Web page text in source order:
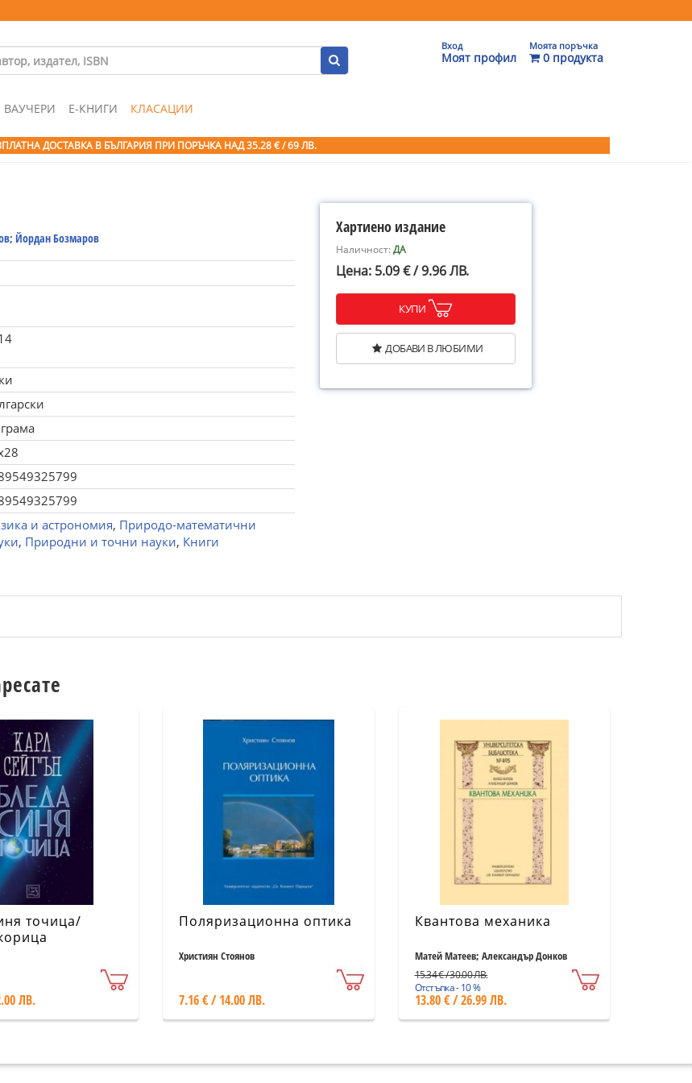
Вход
Моят профил
Моята поръчка
0 продукта
ВАУЧЕРИ Е-КНИГИ КЛАСАЦИИ
ДОСТАВКА В БЪЛГАРИЯ ПРИ ПОРЪЧКА НАД 35.28 € / 69 ЛВ.
Йордан Бозмаров
и астрономия, Природо-математични
, Природни и точни науки, Книги
Хартиено издание
Наличност:ДА
Цена: 5.09 € / 9.96 ЛВ.
КУПИ
ДОБАВИ В ЛЮБИМИ
точица/
ЛВ.
Поляризационна оптика
Християн Стоянов
7.16 € / 14.00 ЛВ.
Квантова механика
Матей Матеев; Александър Донков
15.34 € / 30.00 ЛВ.
Отстъпка - 10 %
13.80 € / 26.99 ЛВ.